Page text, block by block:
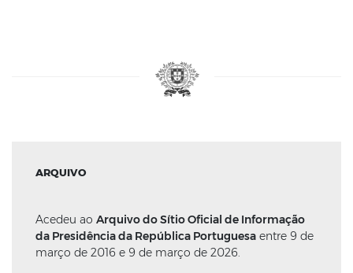
ARQUIVO
Acedeu ao Arquivo do Sítio Oficial de Informação
da Presidência da República Portuguesa entre 9 de
março de 2016 e 9 de março de 2026.